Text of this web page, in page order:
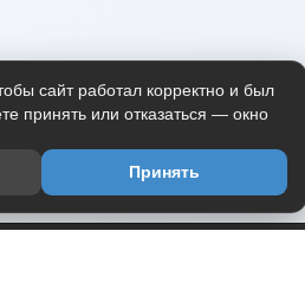
сайт работал корректно и был
принять или отказаться — окно
Принять